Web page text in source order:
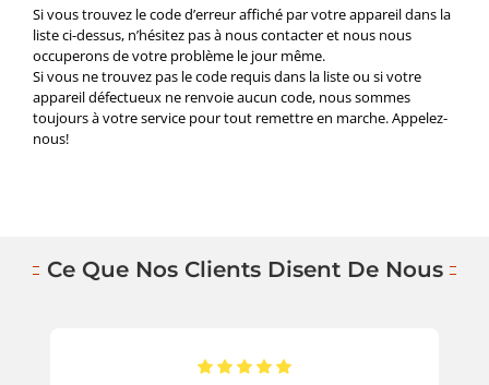
Si vous trouvez le code d’erreur affiché par votre appareil dans la
liste ci-dessus, n’hésitez pas à nous contacter et nous nous
occuperons de votre problème le jour même.
Si vous ne trouvez pas le code requis dans la liste ou si votre
appareil défectueux ne renvoie aucun code, nous sommes
toujours à votre service pour tout remettre en marche. Appelez-
nous!
Ce Que Nos Clients Disent De Nous